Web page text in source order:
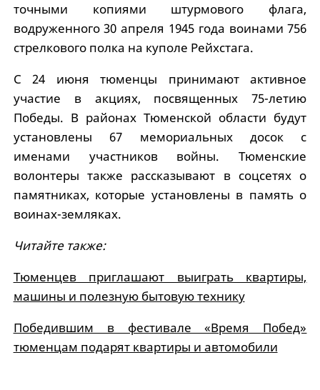
точными копиями штурмового флага,
водруженного 30 апреля 1945 года воинами 756
стрелкового полка на куполе Рейхстага.
С 24 июня тюменцы принимают активное
участие в акциях, посвященных 75-летию
Победы. В районах Тюменской области будут
установлены 67 мемориальных досок с
именами участников войны. Тюменские
волонтеры также рассказывают в соцсетях о
памятниках, которые установлены в память о
воинах-земляках.
Читайте также:
Тюменцев приглашают выиграть квартиры,
машины и полезную бытовую технику
Победившим в фестивале «Время Побед»
тюменцам подарят квартиры и автомобили